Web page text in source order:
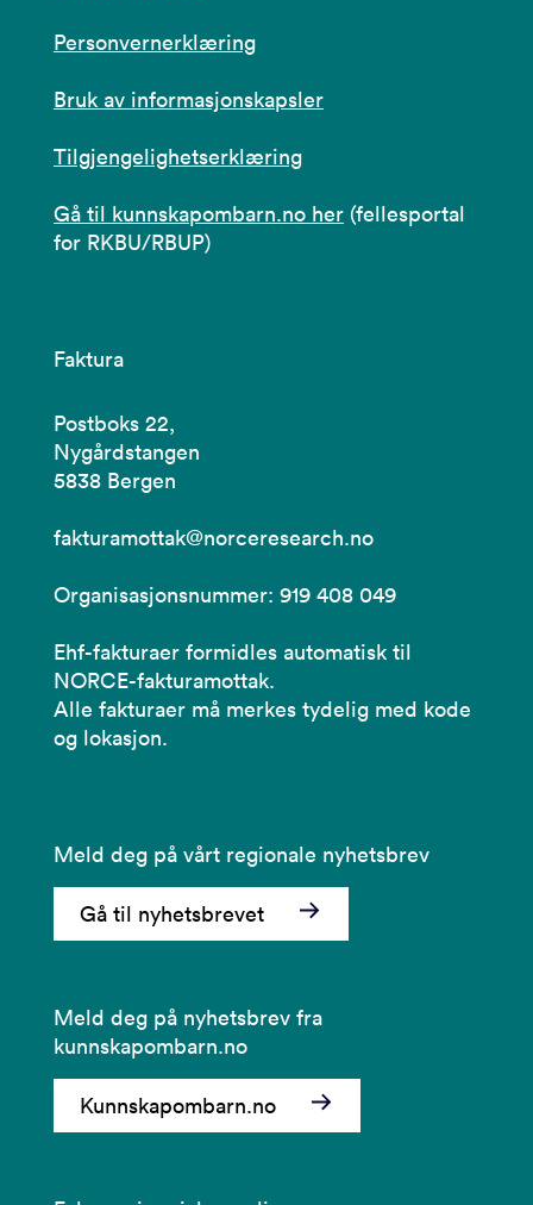
Personvernerklæring
Bruk av informasjonskapsler
Tilgjengelighetserklæring
Gå til kunnskapombarn.no her (fellesportal
for RKBU/RBUP)
Faktura
Postboks 22,
Nygårdstangen
5838 Bergen
fakturamottak@norceresearch.no
Organisasjonsnummer: 919 408 049
Ehf-fakturaer formidles automatisk til
NORCE-fakturamottak.
Alle fakturaer må merkes tydelig med kode
og lokasjon.
Meld deg på vårt regionale nyhetsbrev
Gå til nyhetsbrevet
Meld deg på nyhetsbrev fra
kunnskapombarn.no
Kunnskapombarn.no